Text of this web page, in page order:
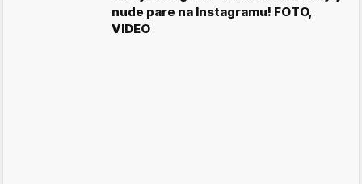
nude pare na Instagramu! FOTO,
VIDEO